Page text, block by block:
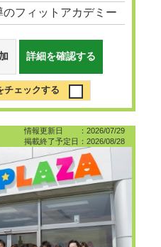
のフィットアカデミー
詳細を確認する
チェックする
情報更新日 ：2026/07/29
掲載終了予定日：2026/08/28